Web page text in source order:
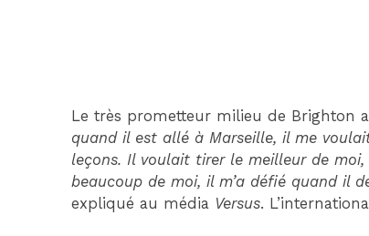
Le très prometteur milieu de Brighton
quand il est allé à Marseille, il me
leçons. Il voulait tirer le meilleur de moi,
beaucoup de moi, il m’a défié quand il
expliqué au média Versus.